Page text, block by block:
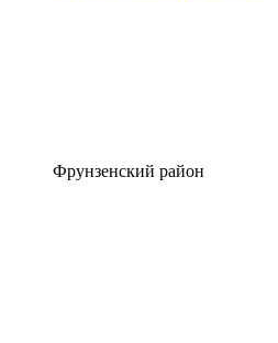
Фрунзенский район